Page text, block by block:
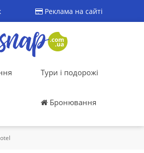
Реклама на сайті
Тури і подорожі
Бронювання